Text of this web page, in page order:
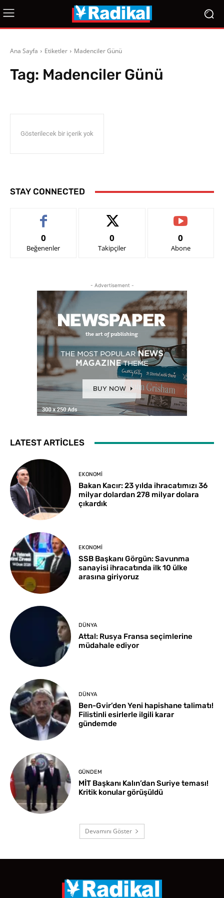
Ana Sayfa Etiketler Madenciler Günü
Tag: Madenciler Günü
Gösterilecek bir içerik yok
STAY CONNECTED
0
Beğenenler
0
Takipçiler
0
Abone
- Advertisement -
LATEST ARTICLES
EKONOMI
Bakan Kacır: 23 yılda ihracatımızı 36
milyar dolardan 278 milyar dolara
çıkardık
EKONOMI
SSB Başkanı Görgün: Savunma
sanayisi ihracatında ilk 10 ülke
arasına giriyoruz
DÜNYA
Attal: Rusya Fransa seçimlerine
müdahale ediyor
DÜNYA
Ben-Gvir’den Yeni hapishane talimatı!
Filistinli esirlerle ilgili karar
gündemde
GÜNDEM
MİT Başkanı Kalın’dan Suriye teması!
Kritik konular görüşüldü
Devamını Göster